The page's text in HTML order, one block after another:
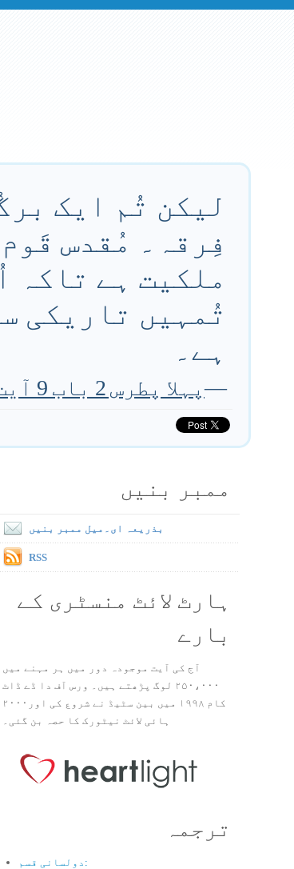
لیکن تُم ایک
فِرقہ۔ مُقدس
ملکیت ہے تاکہ
تُمہیں تاریکی
ہے۔
—پہلا پطرس 2 باب 9 آیت
ممبر بنیں
بذریعہ ای۔میل ممبر بنیں
RSS
ہارٹ لائٹ منسٹری کے
بارے
آج کی آیت موجودہ دور میں ہر مہنے میں
۲۵۰،۰۰۰ لوگ پڑھتے ہیں۔ ورس آف دا ڈے ڈاٹ
کام ۱۹۹۸ میں بین سٹیڈ نے شروع کی اور۲۰۰۰
ہائی لائٹ نیٹورک کا حصہ بن گئی۔
ترجمہ
دولسانی قسم: